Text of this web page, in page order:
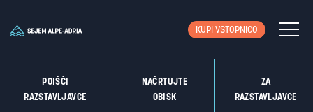
KUPI VSTOPNICO
POIŠČI
RAZSTAVLJAVCE
NAČRTUJTE
OBISK
ZA
RAZSTAVLJAVCE